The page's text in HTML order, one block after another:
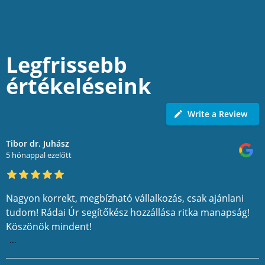
Legfrissebb
értékeléseink
Write a Review
Tibor dr. Juhász
5 hónappal ezelőtt
Nagyon korrekt, megbízható vállalkozás, csak ajánlani
tudom! Rádai Úr segítőkész hozzállása ritka manapság!
Köszönök mindent!
...